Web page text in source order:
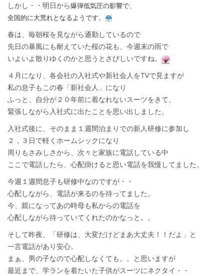
しかし・・明日から爆弾低気圧の影響で、
全国的に大荒れとなるようです。
春は、毎朝桜を見ながら通勤しているので
先日の暴風にも耐えていた桜の花も、今週末の雨で
いよいよ散りゆくのかと思うとさびしいですね。
４月になり、各会社の入社式や新社会人をTVで見ますが
私の息子もこの春「新社会人」になり
ふっと、自分が２０年前に着なれないスーツをきて、
緊張しながら 入社式に出たことを思い出しました。
入社式後に、そのまま１週間泊まりでの新人研修に参加し
２，３日で軽くホームシックになり
周りもさみしさから、次々と家族に電話している中
ここで電話したら、心配掛けると思い電話を我慢してました。
今週１週間息子も研修中なのですが・・
心配しながら、電話が来るのを待ってました。
今、親になってあの時母も私からの電話を
心配しながら待っていてくれたのかなっと。。
そして昨夜、「研修は、大変だけどまあ大丈夫！！だよ」と
一言電話があり安心。
まぁ、男の子なので心配しなくても。。と思いますが
最近まで、学ランを着たいた子供がスーツにネクタイ・・